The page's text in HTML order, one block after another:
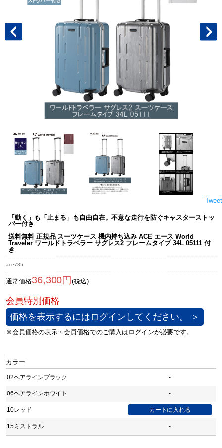
Tweet
「動く」も「止まる」も自由自在。不意な走行を防ぐキャスターストッ
パー付き
送料無料 正規品 スーツケース 機内持ち込み ACE エース World
Traveler ワールドトラベラー サグレス2 フレームタイプ 34L 05111 付
き
ace785
通常価格36,300円 (税込)
価格を表示するにはログインしてください。 ＞
カラー
02ヘアラインブラック -
06ヘアラインホワイト -
10レッド
15ミストラル -